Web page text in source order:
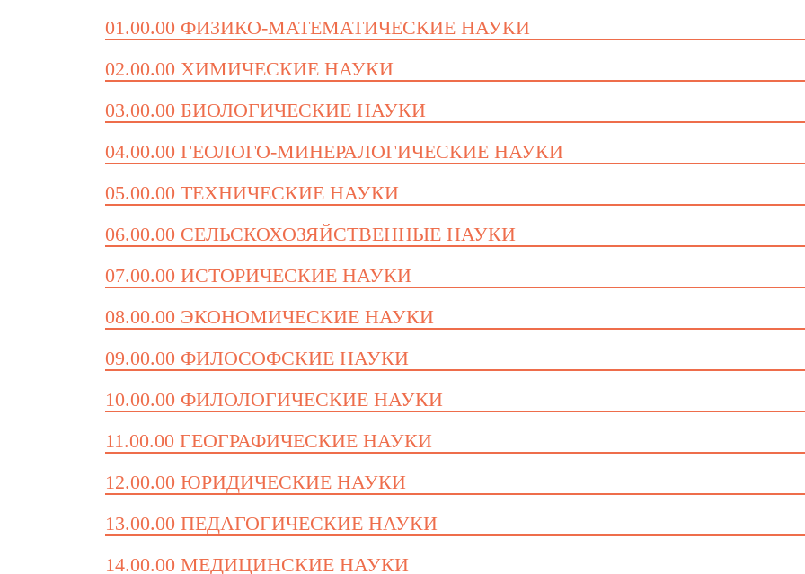
01.00.00 ФИЗИКО-МАТЕМАТИЧЕСКИЕ НАУКИ
02.00.00 ХИМИЧЕСКИЕ НАУКИ
03.00.00 БИОЛОГИЧЕСКИЕ НАУКИ
04.00.00 ГЕОЛОГО-МИНЕРАЛОГИЧЕСКИЕ НАУКИ
05.00.00 ТЕХНИЧЕСКИЕ НАУКИ
06.00.00 СЕЛЬСКОХОЗЯЙСТВЕННЫЕ НАУКИ
07.00.00 ИСТОРИЧЕСКИЕ НАУКИ
08.00.00 ЭКОНОМИЧЕСКИЕ НАУКИ
09.00.00 ФИЛОСОФСКИЕ НАУКИ
10.00.00 ФИЛОЛОГИЧЕСКИЕ НАУКИ
11.00.00 ГЕОГРАФИЧЕСКИЕ НАУКИ
12.00.00 ЮРИДИЧЕСКИЕ НАУКИ
13.00.00 ПЕДАГОГИЧЕСКИЕ НАУКИ
14.00.00 МЕДИЦИНСКИЕ НАУКИ